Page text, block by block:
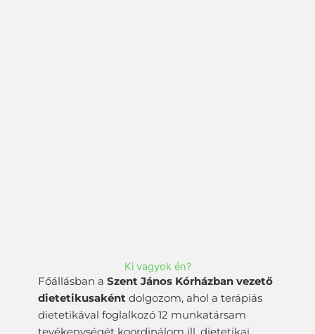
Ki vagyok én?
Főállásban a Szent János Kórházban vezető
dietetikusaként dolgozom, ahol a terápiás
dietetikával foglalkozó 12 munkatársam